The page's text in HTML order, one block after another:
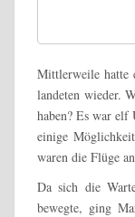
Mittlerweile hatte
landeten wieder.
haben? Es war
einige
waren die Flüge
Da sich die
bewegte, ging